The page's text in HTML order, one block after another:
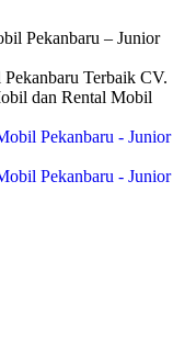
Pekanbaru – Junior
Terbaik CV.
dan Rental Mobil